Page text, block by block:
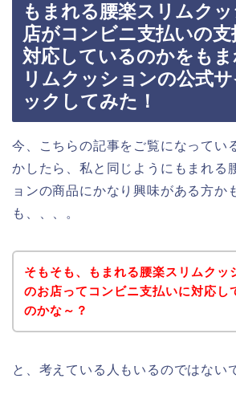
もまれる腰楽スリムク
店がコンビニ支払いの支
対応しているのかをも
リムクッションの公式
ックしてみた！
今、こちらの記事をご覧になってい
かしたら、私と同じようにもまれる
ョンの商品にかなり興味がある方か
も、、、。
そもそも、もまれる腰楽スリムクッ
のお店ってコンビニ支払いに対応し
のかな～？
と、考えている人もいるのではない